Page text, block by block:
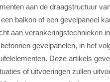
aan de draagstructuur
balkon of een gevelpaneel
aan verankeringstechnieken
gevelpanelen, in het
Deze artikels
of uitvoeringen zullen